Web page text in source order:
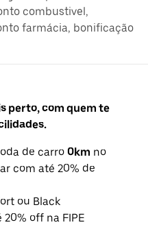
combustivel,
farmácia, bonificação
perto, com quem te
de carro 0km no
com até 20% de
ou Black
off na FIPE